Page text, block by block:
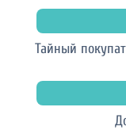
Тайный